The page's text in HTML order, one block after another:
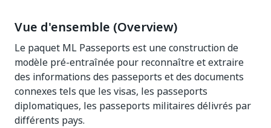
Vue d'ensemble (Overview)
Le paquet ML Passeports est une construction de
modèle pré-entraînée pour reconnaître et extraire
des informations des passeports et des documents
connexes tels que les visas, les passeports
diplomatiques, les passeports militaires délivrés par
différents pays.